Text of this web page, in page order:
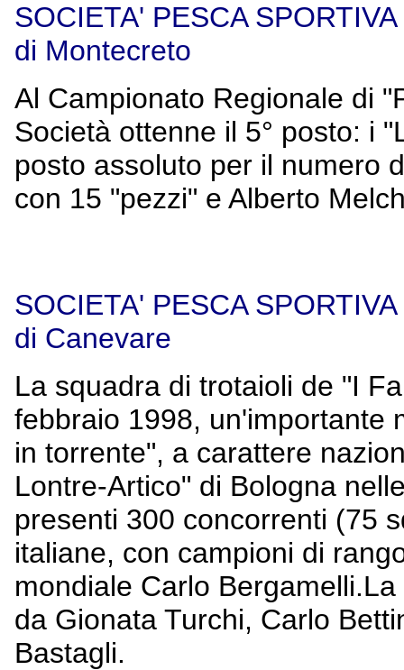
SOCIETA' PESCA
di Montecreto
Al Campionato Regionale di
Società ottenne il 5° posto: i
posto assoluto per il numero
con 15 "pezzi" e Alberto
SOCIETA' PESCA
di Canevare
La squadra di trotaioli de "I
febbraio 1998, un'importante
in torrente", a carattere
Lontre-Artico" di Bologna
presenti 300 concorrenti (75
italiane, con campioni di
mondiale Carlo
da Gionata Turchi, Carlo
Bastagli.